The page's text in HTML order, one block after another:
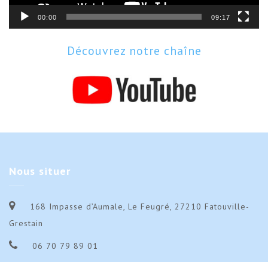
00:00 09:17
Découvrez notre chaîne
Nous situer
168 Impasse d’Aumale, Le Feugré, 27210 Fatouville-
Grestain
06 70 79 89 01